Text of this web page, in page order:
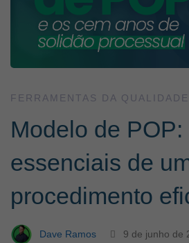
POP:
campos
essenciais
de
um
FERRAMENTAS DA QUALIDADE
Modelo de
essenciais de
procedimento
Dave Ramos 9 de junho de